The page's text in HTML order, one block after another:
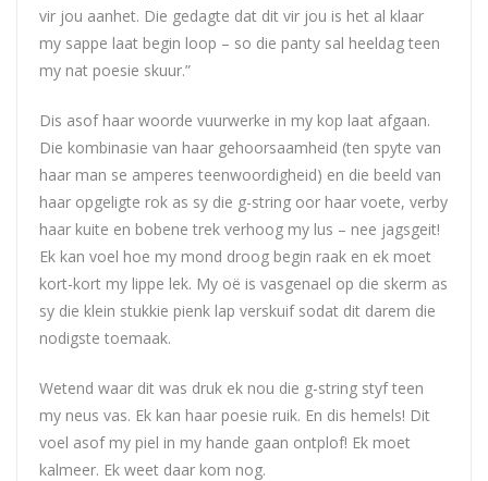
vir jou aanhet. Die gedagte dat dit vir jou is het al klaar
my sappe laat begin loop – so die panty sal heeldag teen
my nat poesie skuur.”
Dis asof haar woorde vuurwerke in my kop laat afgaan.
Die kombinasie van haar gehoorsaamheid (ten spyte van
haar man se amperes teenwoordigheid) en die beeld van
haar opgeligte rok as sy die g-string oor haar voete, verby
haar kuite en bobene trek verhoog my lus – nee jagsgeit!
Ek kan voel hoe my mond droog begin raak en ek moet
kort-kort my lippe lek. My oë is vasgenael op die skerm as
sy die klein stukkie pienk lap verskuif sodat dit darem die
nodigste toemaak.
Wetend waar dit was druk ek nou die g-string styf teen
my neus vas. Ek kan haar poesie ruik. En dis hemels! Dit
voel asof my piel in my hande gaan ontplof! Ek moet
kalmeer. Ek weet daar kom nog.